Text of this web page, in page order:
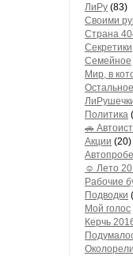
ЛиРу (83)
Своими
Страна
Секретики
Семейное
Мир, в
Остальное
Политика
🚗
Акции (20)
☺ Лето
Рабочие
Подводки
Мой голос
Керчь